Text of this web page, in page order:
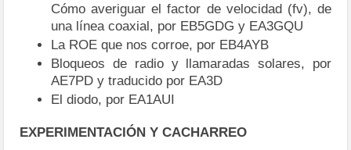
Cómo averiguar el factor de velocidad (fv), de
una línea coaxial, por EB5GDG y EA3GQU
La ROE que nos corroe, por EB4AYB
Bloqueos de radio y llamaradas solares, por
AE7PD y traducido por EA3D
El diodo, por EA1AUI
EXPERIMENTACIÓN Y CACHARREO